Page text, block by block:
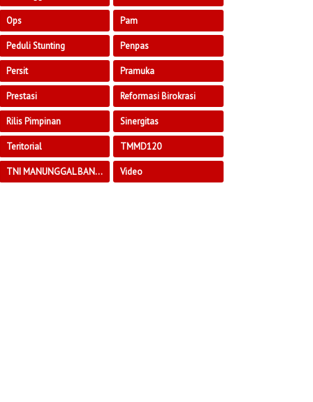
Ops Pam
Peduli Stunting Penpas
Persit Pramuka
Prestasi Reformasi Birokrasi
Rilis Pimpinan Sinergitas
Teritorial TMMD120
TNI MANUNGGAL BANGUN DESA Video